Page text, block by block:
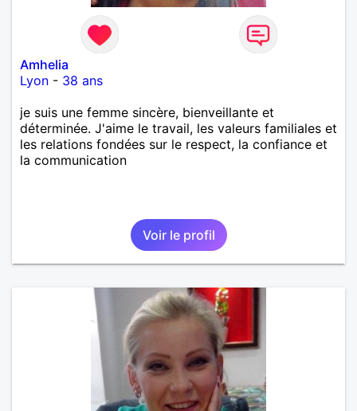
Amhelia
Lyon - 38 ans
je suis une femme sincère, bienveillante et
déterminée. J'aime le travail, les valeurs familiales et
les relations fondées sur le respect, la confiance et
la communication
Voir le profil